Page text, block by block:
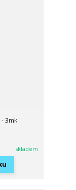
3mk
skladem